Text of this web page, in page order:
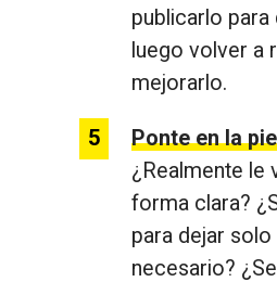
publicarlo para
luego volver a
mejorarlo.
Ponte en la
¿Realmente le
forma clara?
para dejar
necesario?